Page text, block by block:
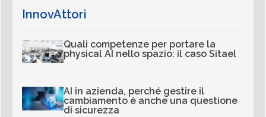
InnovAttori
Quali competenze per portare la
physical AI nello spazio: il caso Sitael
AI in azienda, perché gestire il
cambiamento è anche una questione
di sicurezza